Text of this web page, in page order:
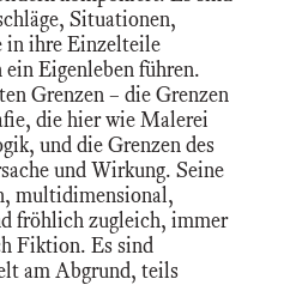
Situationen,
in ihre Einzelteile
Eigenleben führen.
Grenzen – die Grenzen
die hier wie Malerei
und die Grenzen des
und Wirkung. Seine
multidimensional,
fröhlich zugleich, immer
Fiktion. Es sind
am Abgrund, teils